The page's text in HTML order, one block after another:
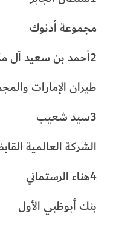
مجموعة أدنوك
2أحمد بن سعيد آل مكتوم
طيران الإمارات
3سيد شعيب
الشركة العالمية
4هناء الرستماني
بنك أبوظبي الأول